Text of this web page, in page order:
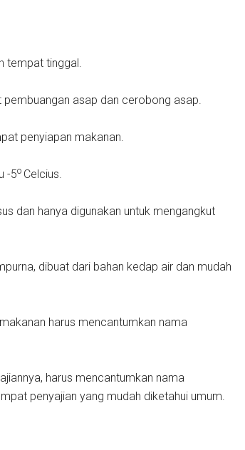
tempat tinggal.
asap dan cerobong asap.
penyiapan makanan.
-5o Celcius.
dan hanya digunakan untuk mengangkut
dibuat dari bahan kedap air dan mudah
harus mencantumkan nama
harus mencantumkan nama
penyajian yang mudah diketahui umum.